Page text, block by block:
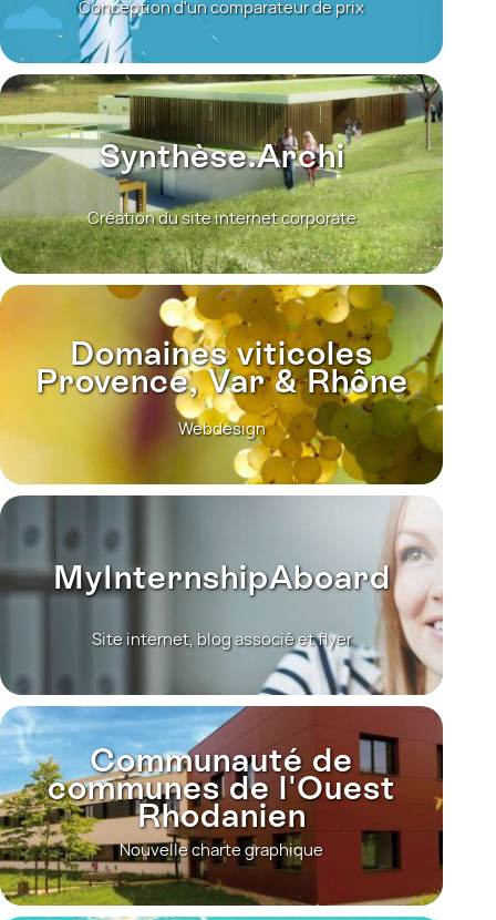
Conception d'un comparateur de prix
Synthèse.Archi
Création du site internet corporate
Domaines viticoles
Provence, Var & Rhône
Webdesign
MyInternshipAboard
Site internet, blog associé et flyer
Communauté de
communes de l'Ouest
Rhodanien
Nouvelle charte graphique